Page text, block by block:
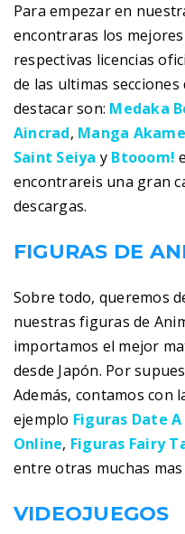
Para empezar en
encontraras los
respectivas licencias
de las ultimas
destacar son: Medaka
Aincrad, Manga
Saint Seiya y Btooom!
encontrareis una gran
descargas.
FIGURAS DE
Sobre todo, queremos
nuestras figuras de
importamos el mejor
desde Japón. Por
Además, contamos con
ejemplo Figuras Date A
Online, Figuras Fairy
entre otras muchas
VIDEOJUEGOS